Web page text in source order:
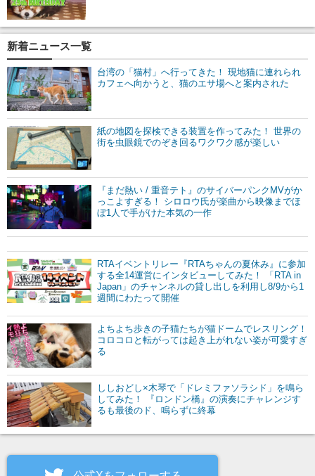
新着ニュース一覧
台湾の「猫村」へ行ってきた！ 現地猫に連れられ
カフェへ向かうと、猫のエサ場へと案内された
紙の地図を探検できる装置を作ってみた！ 世界の
街を虫眼鏡でのぞき回るワクワク感が楽しい
『まだ熱い / 重音テト』のサイバーパンクMVがか
っこよすぎる！ シロロウ氏が楽曲から映像までほ
ぼ1人で手がけた本気の一作
RTAイベントリレー『RTAちゃんの夏休み』に参加
する全14運営にインタビューしてみた！ 「RTA in
Japan」のチャンネルの貸し出しを利用し8/9から1
週間にわたって開催
よちよち歩きの子猫たちが猫ドームでレスリング！
コロコロと転がっては起き上がれない姿が可愛すぎ
る
ししおどし×木琴で「ドレミファソラシド」を鳴ら
してみた！ 『ロンドン橋』の演奏にチャレンジす
るも最後のド、鳴らずに終幕